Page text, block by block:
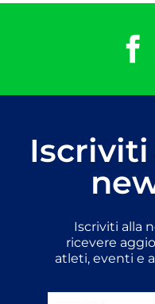
Iscriviti
Iscriviti alla
ricevere
atleti, eventi e